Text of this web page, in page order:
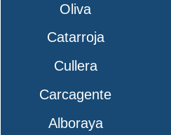
Oliva
Catarroja
Cullera
Carcagente
Alboraya